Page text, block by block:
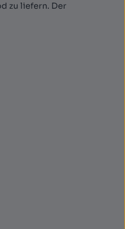
zu liefern. Der